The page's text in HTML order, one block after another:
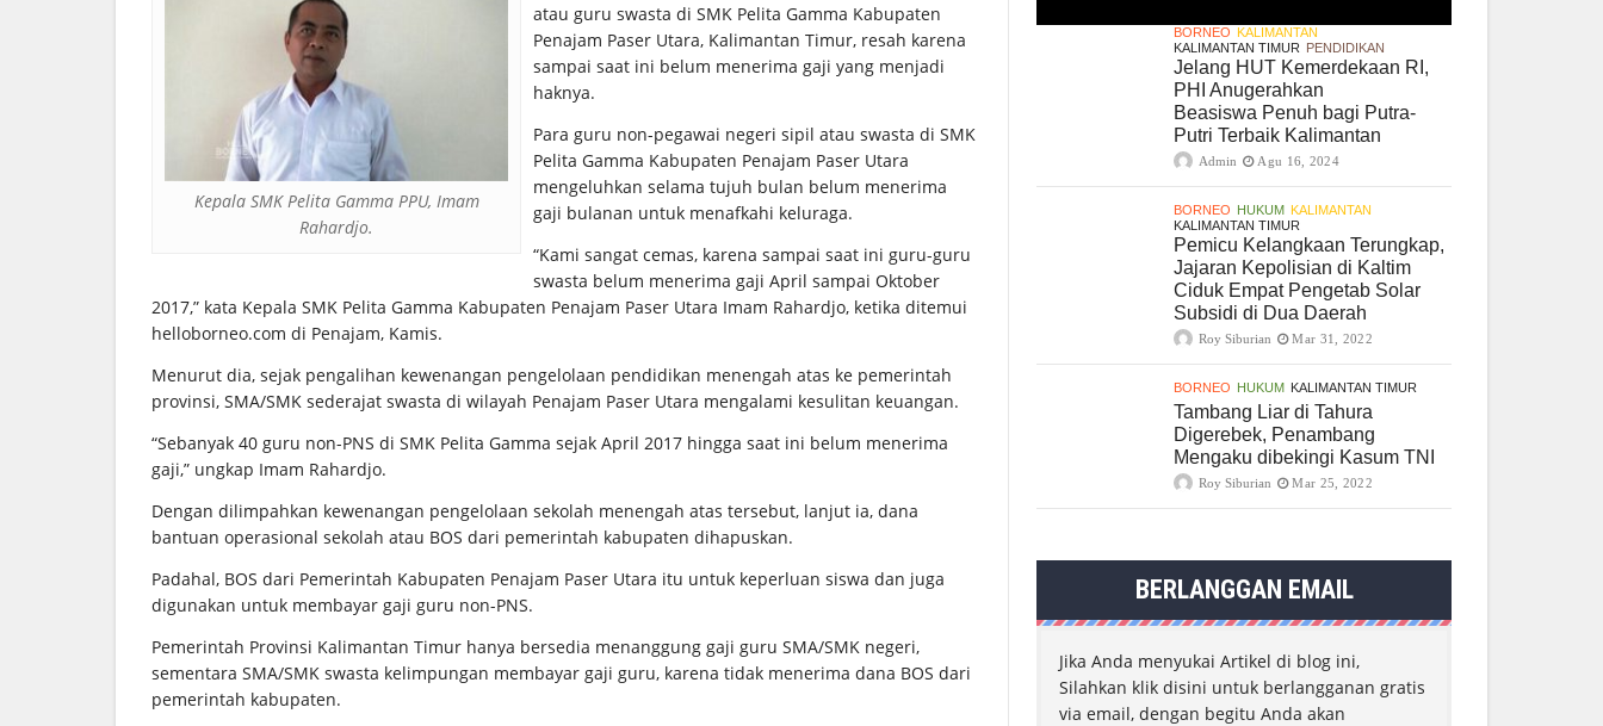
Kepala SMK Pelita Gamma PPU, Imam
Rahardjo.
atau guru swasta di SMK Pelita Gamma Kabupaten
Penajam Paser Utara, Kalimantan Timur, resah karena
sampai saat ini belum menerima gaji yang menjadi
haknya.
Para guru non-pegawai negeri sipil atau swasta di SMK
Pelita Gamma Kabupaten Penajam Paser Utara
mengeluhkan selama tujuh bulan belum menerima
gaji bulanan untuk menafkahi keluraga.
“Kami sangat cemas, karena sampai saat ini guru-guru
swasta belum menerima gaji April sampai Oktober
2017,” kata Kepala SMK Pelita Gamma Kabupaten Penajam Paser Utara Imam Rahardjo, ketika ditemui
helloborneo.com di Penajam, Kamis.
Menurut dia, sejak pengalihan kewenangan pengelolaan pendidikan menengah atas ke pemerintah
provinsi, SMA/SMK sederajat swasta di wilayah Penajam Paser Utara mengalami kesulitan keuangan.
“Sebanyak 40 guru non-PNS di SMK Pelita Gamma sejak April 2017 hingga saat ini belum menerima
gaji,” ungkap Imam Rahardjo.
Dengan dilimpahkan kewenangan pengelolaan sekolah menengah atas tersebut, lanjut ia, dana
bantuan operasional sekolah atau BOS dari pemerintah kabupaten dihapuskan.
Padahal, BOS dari Pemerintah Kabupaten Penajam Paser Utara itu untuk keperluan siswa dan juga
digunakan untuk membayar gaji guru non-PNS.
Pemerintah Provinsi Kalimantan Timur hanya bersedia menanggung gaji guru SMA/SMK negeri,
sementara SMA/SMK swasta kelimpungan membayar gaji guru, karena tidak menerima dana BOS dari
pemerintah kabupaten.
BORNEO KALIMANTAN
KALIMANTAN TIMUR PENDIDIKAN
Jelang HUT Kemerdekaan RI,
PHI Anugerahkan
Beasiswa Penuh bagi Putra-
Putri Terbaik Kalimantan
Admin Agu 16, 2024
BORNEO HUKUM KALIMANTAN
KALIMANTAN TIMUR
Pemicu Kelangkaan Terungkap,
Jajaran Kepolisian di Kaltim
Ciduk Empat Pengetab Solar
Subsidi di Dua Daerah
Roy Siburian Mar 31, 2022
BORNEO HUKUM KALIMANTAN TIMUR
Tambang Liar di Tahura
Digerebek, Penambang
Mengaku dibekingi Kasum TNI
Roy Siburian Mar 25, 2022
BERLANGGAN EMAIL
Jika Anda menyukai Artikel di blog ini,
Silahkan klik disini untuk berlangganan gratis
via email, dengan begitu Anda akan